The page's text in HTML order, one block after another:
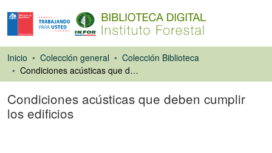
Inicio Colección general
Colección Biblioteca
Condiciones acústicas que deben cumplir los edificios
Condiciones acústicas que deben cumplir
los edificios